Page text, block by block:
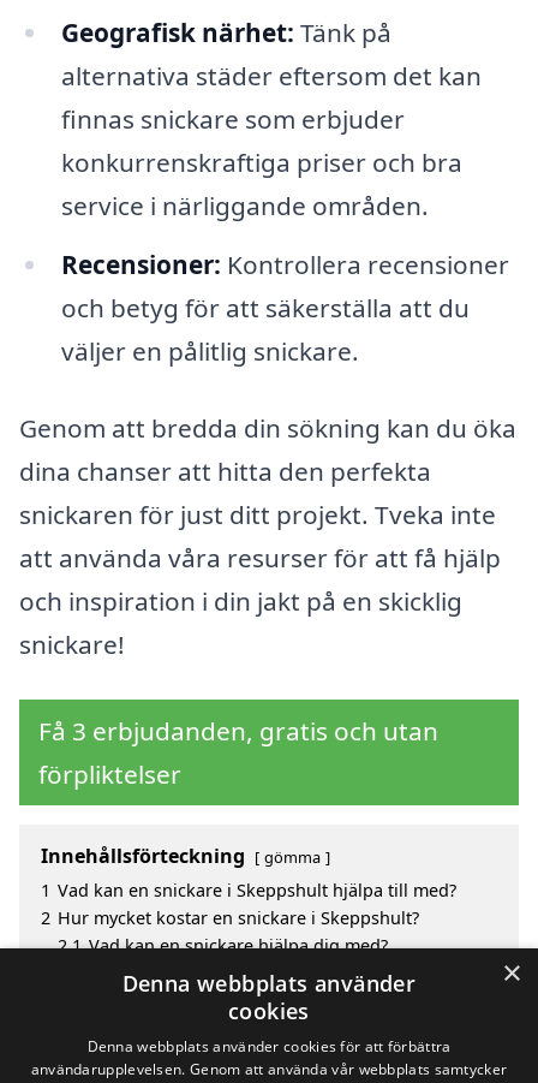
Geografisk närhet: Tänk på
alternativa städer eftersom det kan
finnas snickare som erbjuder
konkurrenskraftiga priser och bra
service i närliggande områden.
Recensioner: Kontrollera recensioner
och betyg för att säkerställa att du
väljer en pålitlig snickare.
Genom att bredda din sökning kan du öka
dina chanser att hitta den perfekta
snickaren för just ditt projekt. Tveka inte
att använda våra resurser för att få hjälp
och inspiration i din jakt på en skicklig
snickare!
Få 3 erbjudanden, gratis och utan
förpliktelser
Innehållsförteckning gömma
1 Vad kan en snickare i Skeppshult hjälpa till med?
2 Hur mycket kostar en snickare i Skeppshult?
2.1 Vad kan en snickare hjälpa dig med?
Fördelar med att välja snickare i Skeppshult
Sök efter en skicklig snickare i de omgivande
städerna till Skeppshult
×
Denna webbplats använder
cookies
Denna webbplats använder cookies för att förbättra
användarupplevelsen. Genom att använda vår webbplats samtycker